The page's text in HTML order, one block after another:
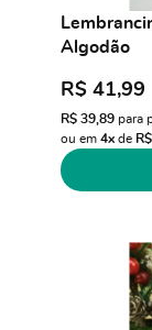
Algodão
R$ 41,99
R$ 39,89 para
ou em 4x de